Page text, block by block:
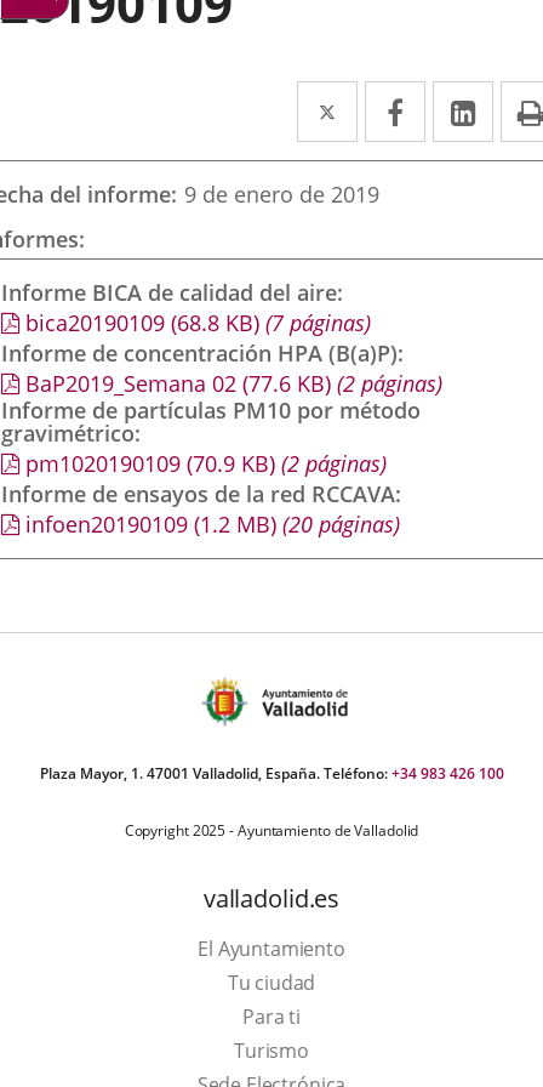
Twitter
Enlace
a
una
externa.
Facebook
Enlace
a
externa.
a
del informe 9 de enero de 2019
Informe BICA de calidad del aire
bica20190109 (68.8 KB) (7 páginas)
Informe de concentración HPA (B(a)P)
BaP2019_Semana 02 (77.6 KB) (2 páginas)
Informe de partículas PM10 por método
gravimétrico
pm1020190109 (70.9 KB) (2 páginas)
Informe de ensayos de la red RCCAVA
infoen20190109 (1.2 MB) (20 páginas)
Plaza Mayor, 1. 47001 Valladolid, España. Teléfono:+34 983 426 100
Copyright 2025 - Ayuntamiento de Valladolid
valladolid.es
El Ayuntamiento
Tu ciudad
Para ti
TurismoThis